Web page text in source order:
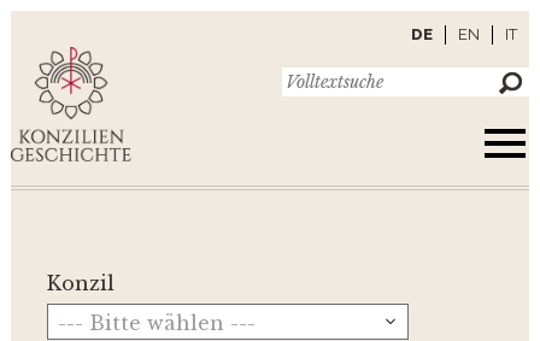
DE EN IT
Konzil
--- Bitte wählen ---